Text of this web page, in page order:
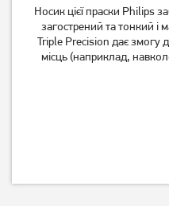
Носик цієї праски Philips
загострений та тонкий і
Triple Precision дає змогу
місць (наприклад,